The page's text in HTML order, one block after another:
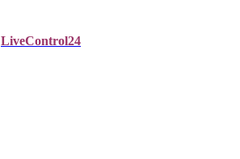
LiveControl24